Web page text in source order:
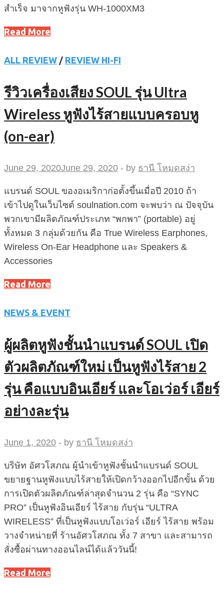
สำเร็จ มาจากหูฟังรุ่น WH-1000XM3
Read More
ALL REVIEW / REVIEW HI-FI
รีวิวเครื่องเสียง SOUL รุ่น Ultra
Wireless หูฟังไร้สายแบบครอบหู
(on-ear)
June 29, 2020June 29, 2020 - by ธานี โหมดสง่า
แบรนด์ SOUL ของอเมริกาก่อตั้งขึ้นเมื่อปี 2010 ถ้า
เข้าไปดูในเว็บไซต์ soulnation.com จะพบว่า ณ ปัจจุบัน
พวกเขามีผลิตภัณฑ์ประเภท “พกพา” (portable) อยู่
ทั้งหมด 3 กลุ่มด้วยกัน คือ True Wireless Earphones,
Wireless On-Ear Headphone และ Speakers &
Accessories
Read More
NEWS & EVENT
ผู้ผลิตหูฟังชั้นนำแบรนด์ SOUL เปิด
ตัวผลิตภัณฑ์ใหม่ เป็นหูฟังไร้สาย 2
รุ่น คือแบบอินเอียร์ และโอเว่อร์ เอียร์
อย่างละรุ่น
June 1, 2020 - by ธานี โหมดสง่า
บริษัท อัศวโสภณ ผู้นำเข้าหูฟังชั้นนำแบรนด์ SOUL
ขยายฐานหูฟังแบบไร้สายให้เปิดกว้างออกไปอีกขั้น ด้วย
การเปิดตัวผลิตภัณฑ์ล่าสุดจำนวน 2 รุ่น คือ “SYNC
PRO” เป็นหูฟังอินเอียร์ ไร้สาย กับรุ่น “ULTRA
WIRELESS” ที่เป็นหูฟังแบบโอเว่อร์ เอียร์ ไร้สาย พร้อม
วางจำหน่ายที่ ร้านอัศวโสภณ ทั้ง 7 สาขา และสามารถ
สั่งซื้อผ่านทางออนไลน์ได้แล้ววันนี้!
Read More